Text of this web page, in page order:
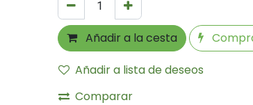
Añadir a la cesta
Añadir a lista de deseos
Comparar